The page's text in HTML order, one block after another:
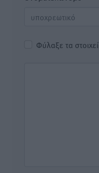
Φύλαξε τα